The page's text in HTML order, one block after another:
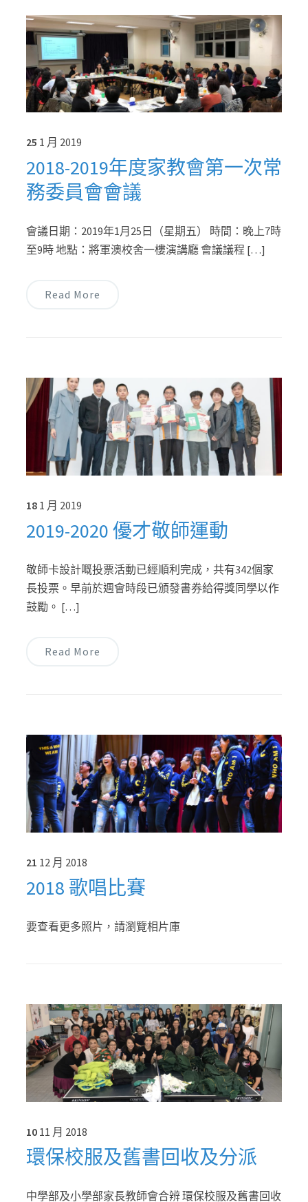
25 1 月 2019
2018-2019年度家教會第一次常
務委員會會議
會議日期：2019年1月25日（星期五） 時間：晚上7時
至9時 地點：將軍澳校舍一樓演講廳 會議議程 […]
Read More
18 1 月 2019
2019-2020 優才敬師運動
敬師卡設計嘅投票活動已經順利完成，共有342個家
長投票。早前於週會時段已頒發書券給得獎同學以作
鼓勵。 […]
Read More
21 12 月 2018
2018 歌唱比賽
要查看更多照片，請瀏覽相片庫
10 11 月 2018
環保校服及舊書回收及分派
中學部及小學部家長教師會合辨 環保校服及舊書回收